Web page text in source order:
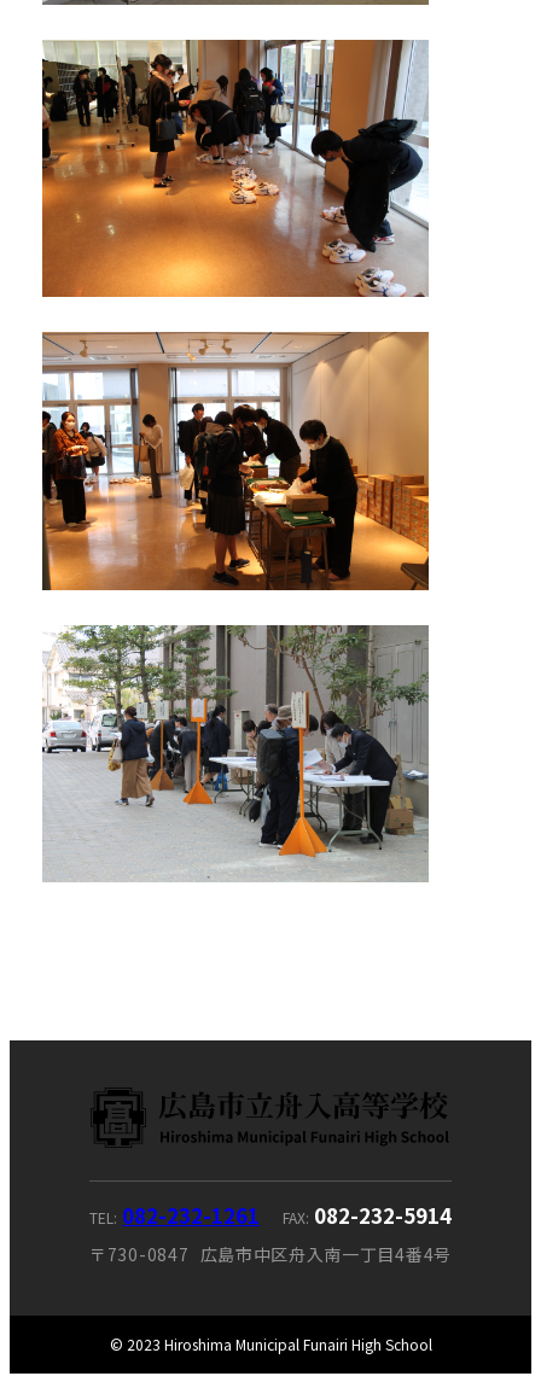
TEL 082-232-1261 FAX 082-232-5914
〒730-0847 広島市中区舟入南一丁目4番4号
© 2023 Hiroshima Municipal Funairi High School